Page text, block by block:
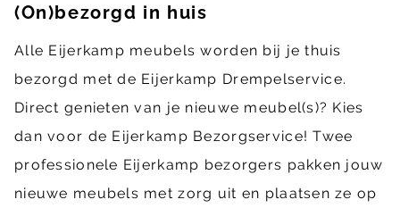
(On)bezorgd in huis
Alle Eijerkamp meubels worden bij je thuis
bezorgd met de Eijerkamp Drempelservice.
Direct genieten van je nieuwe meubel(s)? Kies
dan voor de Eijerkamp Bezorgservice! Twee
professionele Eijerkamp bezorgers pakken jouw
nieuwe meubels met zorg uit en plaatsen ze op